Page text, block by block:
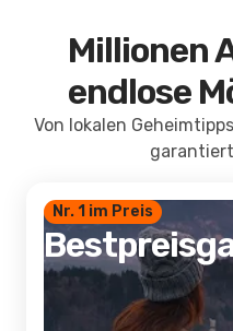
Millionen
endlose
Von lokalen
Nr. 1 im Preis